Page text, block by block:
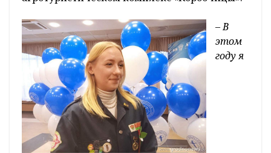
–В
этом
году я